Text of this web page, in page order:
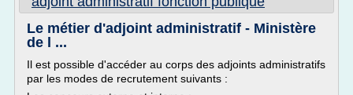
Le métier d'adjoint administratif - Ministère
de l ...
Il est possible d'accéder au corps des adjoints administratifs
par les modes de recrutement suivants :